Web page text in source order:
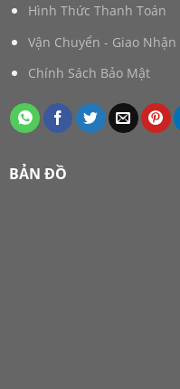
Hình Thức Thanh Toán
Vận Chuyển - Giao Nhận
Chính Sách Bảo Mật
BẢN ĐỒ